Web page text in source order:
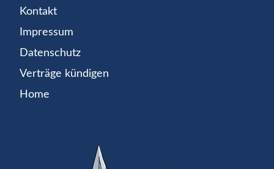
Kontakt
Impressum
Datenschutz
Verträge kündigen
Home